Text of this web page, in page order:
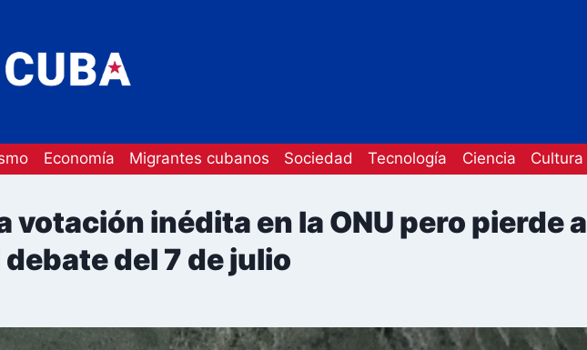
Economía Migrantes cubanos Sociedad Tecnología Ciencia Cultura
votación inédita en la ONU pero pierde
del 7 de julio